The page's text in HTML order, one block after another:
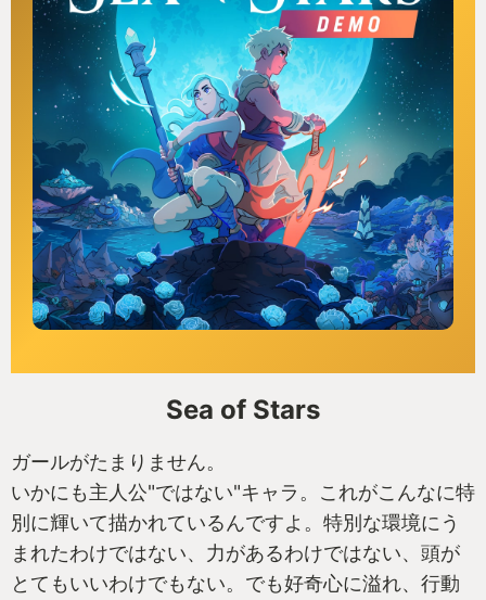
Sea of Stars
ガールがたまりません。
いかにも主人公"ではない"キャラ。これがこんなに特
別に輝いて描かれているんですよ。特別な環境にう
まれたわけではない、力があるわけではない、頭が
とてもいいわけでもない。でも好奇心に溢れ、行動